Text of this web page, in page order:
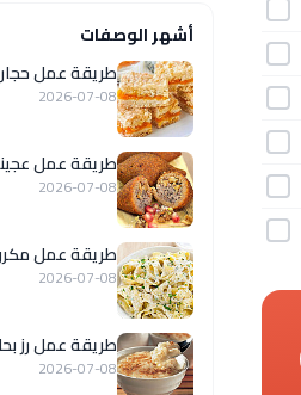
أشهر الوصفات
طريقة عمل
2026-07-08
طريقة عمل
2026-07-08
طريقة عمل
2026-07-08
طريقة عمل رز بحليب
2026-07-08